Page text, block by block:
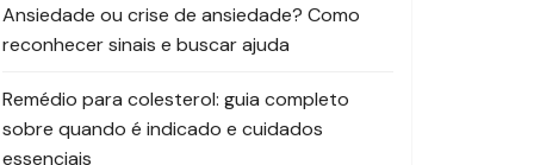
Ansiedade ou crise de ansiedade? Como
reconhecer sinais e buscar ajuda
Remédio para colesterol: guia completo
sobre quando é indicado e cuidados
essenciais